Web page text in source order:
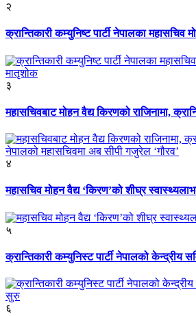
२
क्रान्तिकारी कम्युनिष्ट पार्टी नेपालका महासचिव
३
महासचिवबाट मोहन वैद्य किरणको राजिनामा,
४
महासचिव मोहन वैद्य ‘किरण’को शीघ्र
५
क्रान्तिकारी कम्युनिस्ट पार्टी नेपालको केन्द्रीय
६